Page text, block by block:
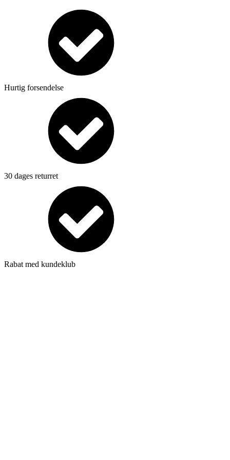
Hurtig forsendelse
30 dages returret
Rabat med kundeklub